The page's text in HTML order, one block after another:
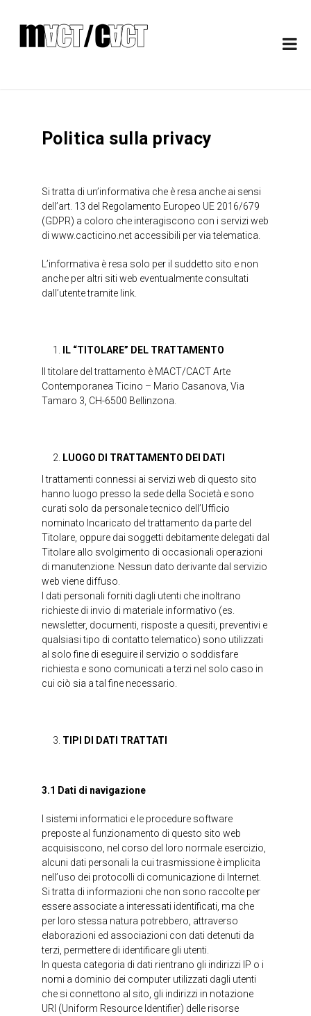
Politica sulla privacy
Si tratta di un’informativa che è resa anche ai sensi
dell’art. 13 del Regolamento Europeo UE 2016/679
(GDPR) a coloro che interagiscono con i servizi web
di www.cacticino.netaccessibili per via telematica.
L’informativa è resa solo per il suddetto sito e non
anche per altri siti web eventualmente consultati
dall’utente tramite link.
IL “TITOLARE” DEL TRATTAMENTO
Il titolare del trattamento è MACT/CACT Arte
Contemporanea Ticino – Mario Casanova, Via
Tamaro 3, CH-6500 Bellinzona.
LUOGO DI TRATTAMENTO DEI DATI
I trattamenti connessi ai servizi web di questo sito
hanno luogo presso la sede della Società e sono
curati solo da personale tecnico dell’Ufficio
nominato Incaricato del trattamento da parte del
Titolare, oppure dai soggetti debitamente delegati dal
Titolare allo svolgimento di occasionali operazioni
di manutenzione. Nessun dato derivante dal servizio
web viene diffuso.
I dati personali forniti dagli utenti che inoltrano
richieste di invio di materiale informativo (es.
newsletter, documenti, risposte a quesiti, preventivi e
qualsiasi tipo di contatto telematico) sono utilizzati
al solo fine di eseguire il servizio o soddisfare
richiesta e sono comunicati a terzi nel solo caso in
cui ciò sia a tal fine necessario.
TIPI DI DATI TRATTATI
3.1 Dati di navigazione
I sistemi informatici e le procedure software
preposte al funzionamento di questo sito web
acquisiscono, nel corso del loro normale esercizio,
alcuni dati personali la cui trasmissione è implicita
nell’uso dei protocolli di comunicazione di Internet.
Si tratta di informazioni che non sono raccolte per
essere associate a interessati identificati, ma che
per loro stessa natura potrebbero, attraverso
elaborazioni ed associazioni con dati detenuti da
terzi, permettere di identificare gli utenti.
In questa categoria di dati rientrano gli indirizzi IP o i
nomi a dominio dei computer utilizzati dagli utenti
che si connettono al sito, gli indirizzi in notazione
URI (Uniform Resource Identifier) delle risorse